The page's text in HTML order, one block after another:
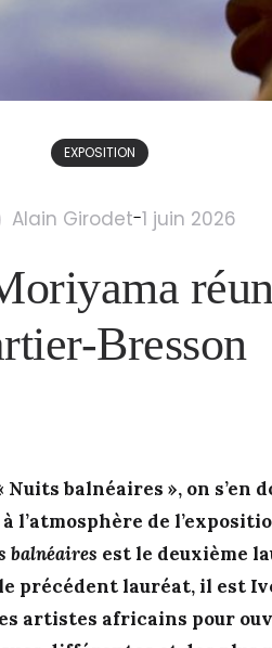
EXPOSITION
Alain Girodet-1 juin 2026
Bresson
Nuits balnéaires », on s’en
de
balnéaires est le deuxième
précédent lauréat, il est
artistes africains pour